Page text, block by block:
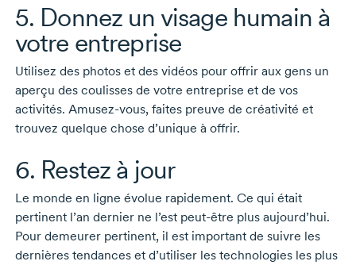
5. Donnez un visage humain à
votre entreprise
Utilisez des photos et des vidéos pour offrir aux gens un
aperçu des coulisses de votre entreprise et de vos
activités. Amusez-vous,faites preuve de créativité et
trouvez quelque chose d’unique à offrir.
6. Restez à jour
Le monde en ligne évolue rapidement. Ce qui était
pertinent l’an dernier ne l’est peut-être plus aujourd’hui.
Pour demeurer pertinent, il est important de suivre les
dernières tendances et d’utiliser les technologies les plus